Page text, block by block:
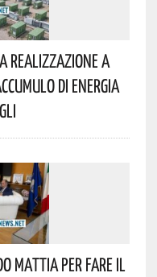
Realizzazione A
Di Energia
Mattia Per Fare Il